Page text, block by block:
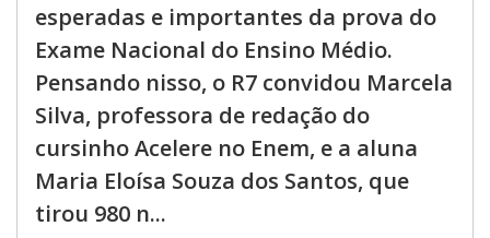
esperadas e importantes da prova do
Exame Nacional do Ensino Médio.
Pensando nisso, o R7 convidou Marcela
Silva, professora de redação do
cursinho Acelere no Enem, e a aluna
Maria Eloísa Souza dos Santos, que
tirou 980 n...